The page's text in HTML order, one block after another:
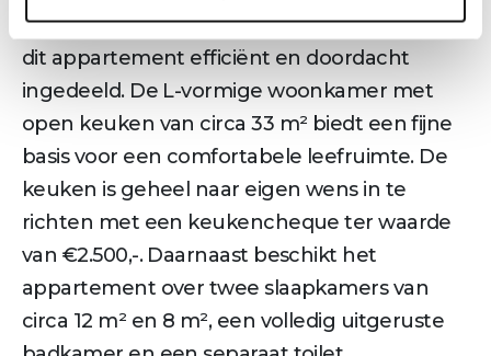
Met een woonoppervlakte van circa 75 m² is
dit appartement efficiënt en doordacht
ingedeeld. De L-vormige woonkamer met
open keuken van circa 33 m² biedt een fijne
basis voor een comfortabele leefruimte. De
keuken is geheel naar eigen wens in te
richten met een keukencheque ter waarde
van €2.500,-. Daarnaast beschikt het
appartement over twee slaapkamers van
circa 12 m² en 8 m², een volledig uitgeruste